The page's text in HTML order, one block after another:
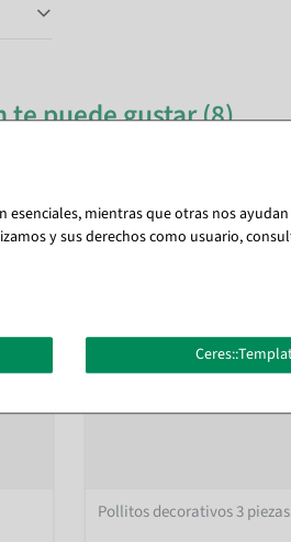
te puede gustar (8)
Pollitos decorativos 3
mientras que otras nos
y sus derechos como usuario,